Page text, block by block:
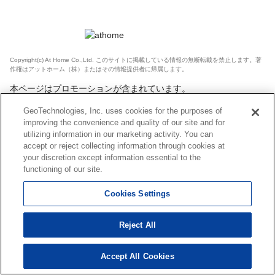
Copyright(c) At Home Co.,Ltd. このサイトに掲載している情報の無断転載を禁止します。著
作権はアットホーム（株）またはその情報提供者に帰属します。
本ページはプロモーションが含まれています。
GeoTechnologies, Inc. uses cookies for the purposes of
improving the convenience and quality of our site and for
utilizing information in our marketing activity. You can
accept or reject collecting information through cookies at
your discretion except information essential to the
functioning of our site.
Cookies Settings
Reject All
Accept All Cookies